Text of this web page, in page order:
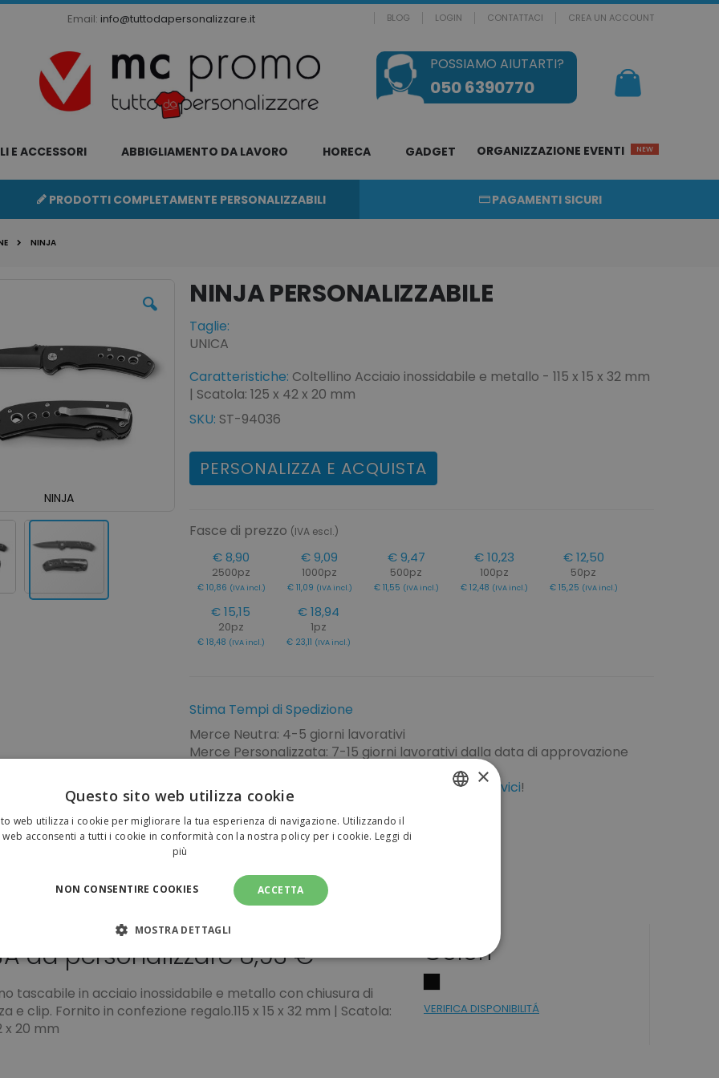
Email: info@tuttodapersonalizzare.it BLOG LOGIN CONTATTACI CREA UN ACCOUNT
POSSIAMO AIUTARTI?
050 6390770
E ACCESSORI ABBIGLIAMENTO DA LAVORO HORECA GADGET ORGANIZZAZIONE EVENTI NEW
PRODOTTI COMPLETAMENTE PERSONALIZZABILI PAGAMENTI SICURI
NINJA
NINJA
NINJA
Taglie:
UNICA
Caratteristiche: Coltellino Acciaio inossidabile e metallo - 115 x 15 x 32 mm
| Scatola: 125 x 42 x 20 mm
SKU: ST-94036
PERSONALIZZA E ACQUISTA
Fasce di prezzo (IVA escl.)
€ 8,90
2500pz
€ 10,86 (IVA incl.)
€ 9,09
1000pz
€ 11,09 (IVA incl.)
€ 9,47
500pz
€ 11,55 (IVA incl.)
€ 10,23
100pz
€ 12,48 (IVA incl.)
€ 12,50
50pz
€ 15,25 (IVA incl.)
€ 15,15
20pz
€ 18,48 (IVA incl.)
€ 18,94
1pz
€ 23,11 (IVA incl.)
Stima Tempi di Spedizione
Merce Neutra: 4-5 giorni lavorativi
Merce Personalizzata: 7-15 giorni lavorativi dalla data di approvazione
della bozza + 2-3 giorni lavorativi di corriere
Vuoi pianificare la tua spedizione?
Chiamacio scrivici!
Pagamenti sicuri
da personalizzare 8,93 €
tascabile in acciaio inossidabile e metallo con chiusura di
e clip. Fornito in confezione regalo.115 x 15 x 32 mm | Scatola:
x 20 mm
Colori
VERIFICA DISPONIBILITÁ
×
Questo sito web utilizza cookie
web utilizza i cookie per migliorare la tua esperienza di navigazione. Utilizzando il
acconsenti a tutti i cookie in conformità con la nostra policy per i cookie. Leggi di
più
ACCETTA
NON CONSENTIRE COOKIES
MOSTRA DETTAGLI
PERFORMANCE TARGETING FUNZIONALITÀ